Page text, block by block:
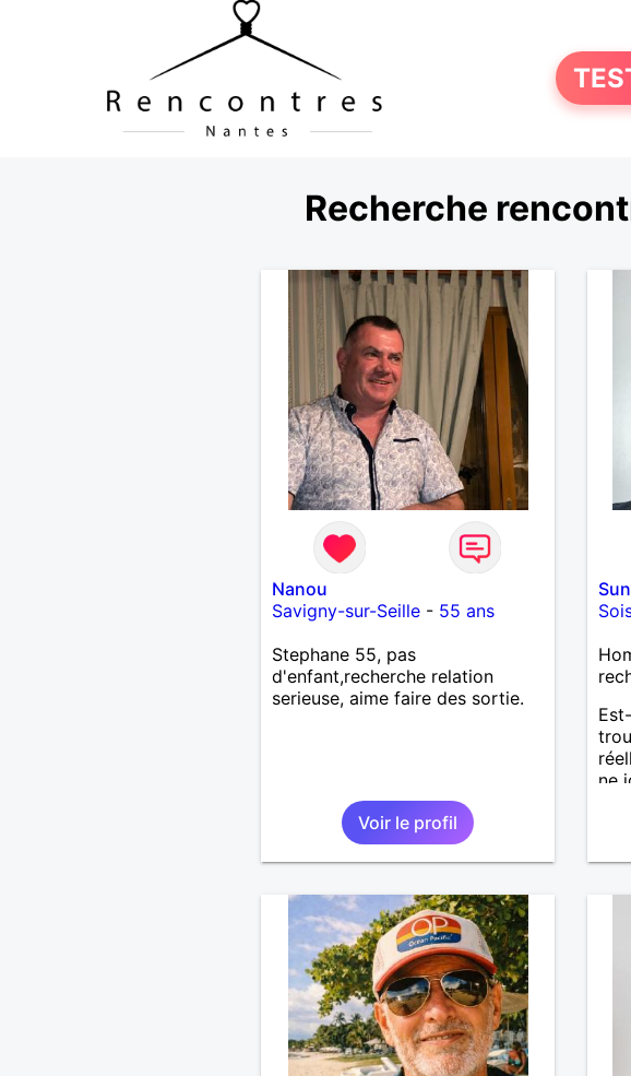
Recherche
Nanou
Savigny-sur-Seille- 55 ans
Stephane 55, pas
d'enfant,recherche relation
serieuse, aime faire des sortie.
Voir le profil
ne
d'y